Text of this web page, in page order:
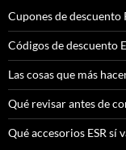
Cupones de descuento
Códigos de descuento
Las cosas que más
Qué revisar antes de
Qué accesorios ESR sí